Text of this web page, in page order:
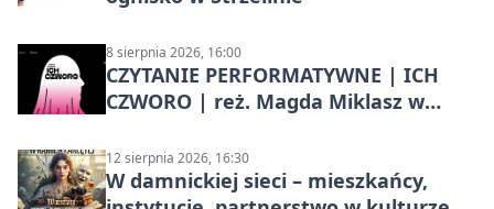
8 sierpnia 2026, 16:00
CZYTANIE PERFORMATYWNE | ICH
CZWORO | reż. Magda Miklasz w
12 sierpnia 2026, 16:30
W damnickiej sieci – mieszkańcy,